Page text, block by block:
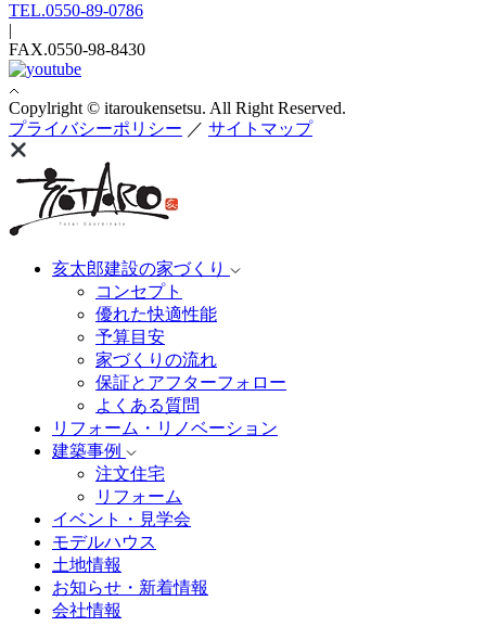
TEL.0550-89-0786
|
FAX.0550-98-8430
Copylright © itaroukensetsu. All Right Reserved.
プライバシーポリシー ／ サイトマップ
亥太郎建設の家づくり
コンセプト
優れた快適性能
予算目安
家づくりの流れ
保証とアフターフォロー
よくある質問
リフォーム・リノベーション
建築事例
注文住宅
リフォーム
イベント・見学会
モデルハウス
土地情報
お知らせ・新着情報
会社情報